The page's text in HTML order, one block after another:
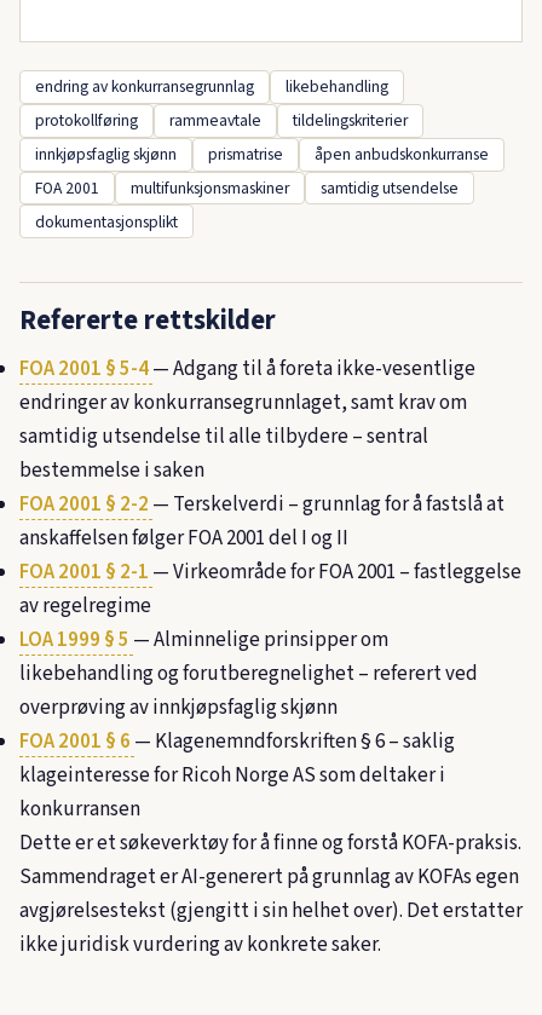
endring av konkurransegrunnlag
likebehandling
protokollføring
rammeavtale
tildelingskriterier
innkjøpsfaglig skjønn
prismatrise
åpen anbudskonkurranse
FOA 2001
multifunksjonsmaskiner
samtidig utsendelse
dokumentasjonsplikt
Refererte rettskilder
FOA 2001 § 5-4— Adgang til å foreta ikke-vesentlige
endringer av konkurransegrunnlaget, samt krav om
samtidig utsendelse til alle tilbydere – sentral
bestemmelse i saken
FOA 2001 § 2-2 — Terskelverdi – grunnlag for å fastslå at
anskaffelsen følger FOA 2001 del I og II
FOA 2001 § 2-1 — Virkeområde for FOA 2001 – fastleggelse
av regelregime
LOA 1999 § 5 — Alminnelige prinsipper om
likebehandling og forutberegnelighet – referert ved
overprøving av innkjøpsfaglig skjønn
FOA 2001 § 6 — Klagenemndforskriften § 6 – saklig
klageinteresse for Ricoh Norge AS som deltaker i
konkurransen
Dette er et søkeverktøy for å finne og forstå KOFA-praksis.
Sammendraget er AI-generert på grunnlag av KOFAs egen
avgjørelsestekst (gjengitt i sin helhet over). Det erstatter
ikke juridisk vurdering av konkrete saker.